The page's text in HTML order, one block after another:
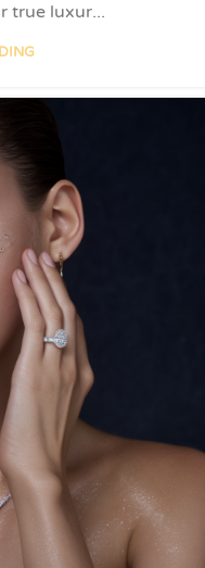
true luxur...